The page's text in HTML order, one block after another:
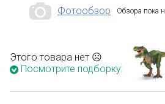
Фотообзор Обзора пока
Этого товара нет ☹
Посмотрите подборку: